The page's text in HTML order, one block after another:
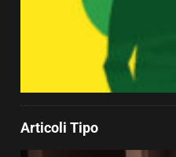
Articoli Tipo